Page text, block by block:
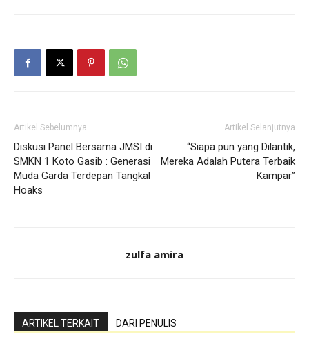
Artikel Sebelumnya
Diskusi Panel Bersama JMSI di
SMKN 1 Koto Gasib : Generasi
Muda Garda Terdepan Tangkal
Hoaks
Artikel Selanjutnya
“Siapa pun yang Dilantik,
Mereka Adalah Putera Terbaik
Kampar”
zulfa amira
ARTIKEL TERKAIT DARI PENULIS